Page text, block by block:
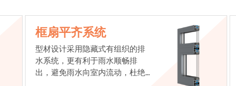
框扇平齐系统
型材设计采用隐藏式有组织的排
水系统，更有利于雨水顺畅排
出，避免雨水向室内流动，杜绝